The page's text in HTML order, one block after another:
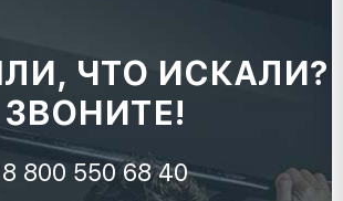
ЧТО ИСКАЛИ?
ЗВОНИТЕ!
8 800 550 68 40